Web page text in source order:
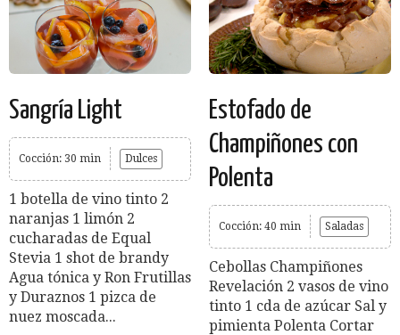
Sangría Light
Cocción: 30 min Dulces
1 botella de vino tinto 2
naranjas 1 limón 2
cucharadas de Equal
Stevia 1 shot de brandy
Agua tónica y Ron Frutillas
y Duraznos 1 pizca de
nuez moscada...
Estofado de
Champiñones con
Polenta
Cocción: 40 min Saladas
Cebollas Champiñones
Revelación 2 vasos de vino
tinto 1 cda de azúcar Sal y
pimienta Polenta Cortar